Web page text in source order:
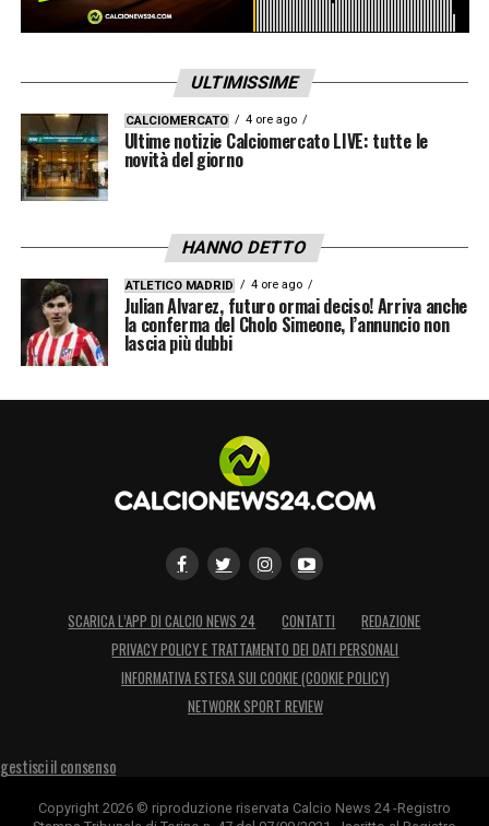
ULTIMISSIME
CALCIOMERCATO 4 ore ago
Ultime notizie Calciomercato LIVE: tutte le
novità del giorno
HANNO DETTO
ATLETICO MADRID 4 ore ago
Julian Alvarez, futuro ormai deciso! Arriva anche
la conferma del Cholo Simeone, l’annuncio non
lascia più dubbi
SCARICA L’APP DI CALCIO NEWS 24 CONTATTI
REDAZIONE
PRIVACY POLICY E TRATTAMENTO DEI DATI PERSONALI
INFORMATIVA ESTESA SUI COOKIE (COOKIE POLICY)
NETWORK SPORT REVIEW
gestisci il consenso
Copyright 2026 © riproduzione riservata Calcio News 24 -Registro